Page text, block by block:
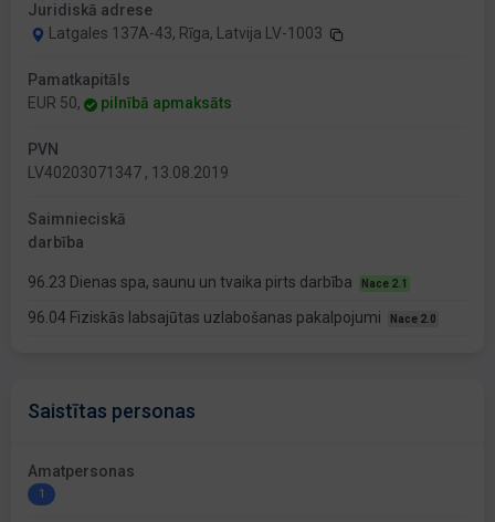
Juridiskā adrese
Latgales 137A-43, Rīga, Latvija LV-1003
Pamatkapitāls
EUR 50,
pilnībā apmaksāts
PVN
LV40203071347 , 13.08.2019
Saimnieciskā
darbība
96.23 Dienas spa, saunu un tvaika pirts darbība Nace 2.1
96.04 Fiziskās labsajūtas uzlabošanas pakalpojumi Nace 2.0
Saistītas personas
Amatpersonas
1